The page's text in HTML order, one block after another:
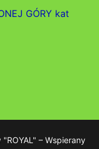
GÓRY kat
– Wspierany